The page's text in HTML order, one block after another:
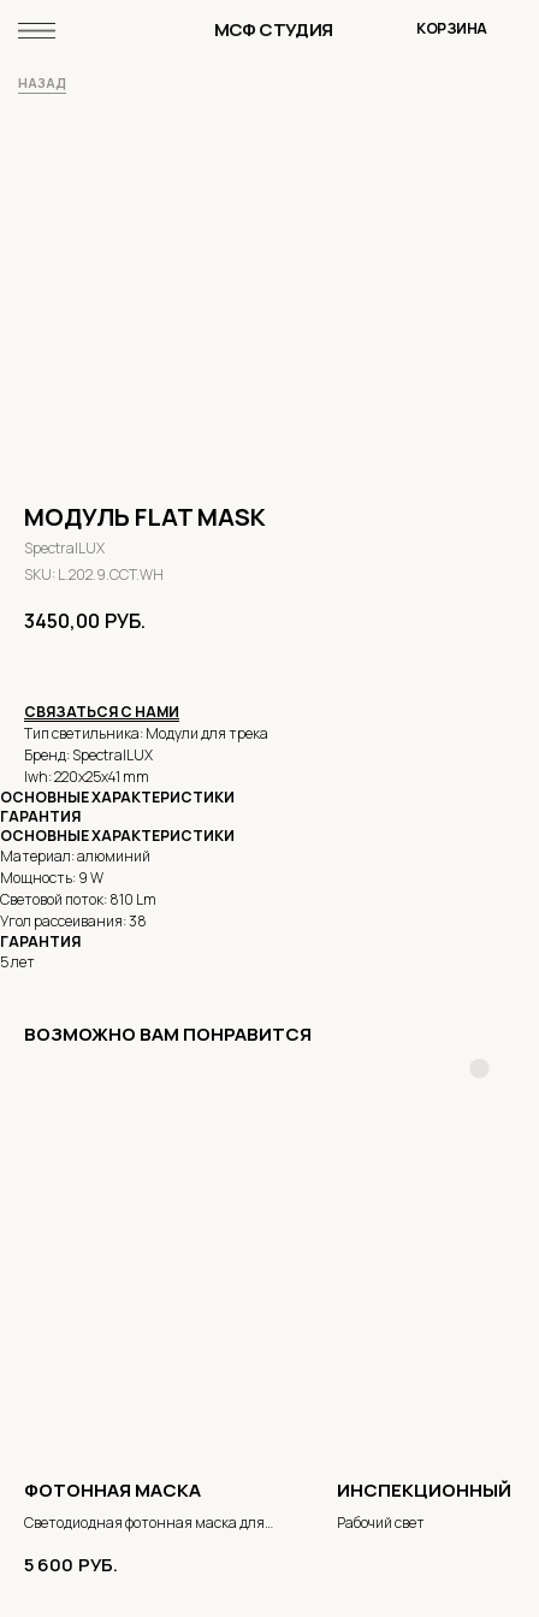
МСФ СТУДИЯ КОРЗИНА
НАЗАД
МОДУЛЬ FLAT MASK
SpectralLUX
SKU: L.202.9.CCT.WH
3450,00 РУБ.
СВЯЗАТЬСЯ С НАМИ
Тип светильника: Модули для трека
Бренд: SpectralLUX
lwh: 220x25x41 mm
ОСНОВНЫЕ ХАРАКТЕРИСТИКИ
ГАРАНТИЯ
ОСНОВНЫЕ ХАРАКТЕРИСТИКИ
Материал: алюминий
Мощность: 9 W
Световой поток: 810 Lm
Угол рассеивания: 38
ГАРАНТИЯ
5 лет
ВОЗМОЖНО ВАМ ПОНРАВИТСЯ
ФОТОННАЯ МАСКА
Светодиодная фотонная маска для
5 600 РУБ.
ИНСПЕКЦИОННЫЙ
Рабочий свет